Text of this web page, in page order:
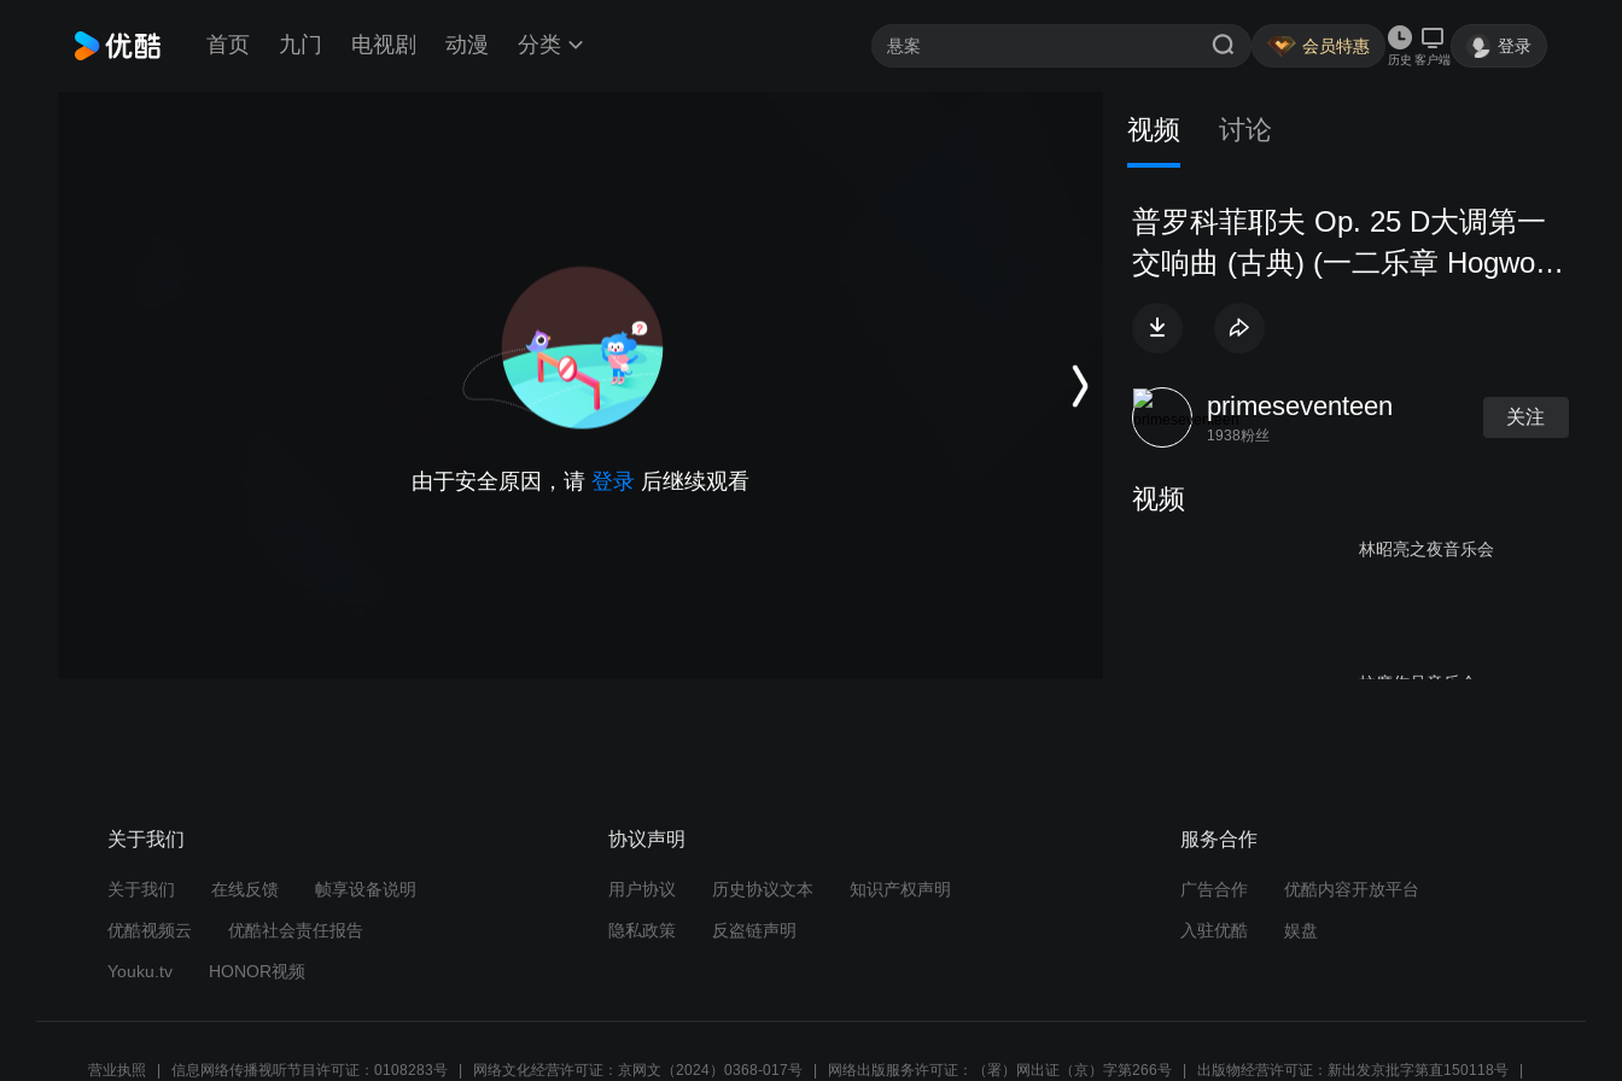
首页 九门 电视剧 动漫 分类 会员特惠
历史 客户端
登录
由于安全原因，请 登录 后继续观看
视频 讨论
普罗科菲耶夫 Op. 25 D大调第一
交响曲 (古典) (一二乐章 Hogwood
primeseventeen
1938粉丝
关注
视频
林昭亮之夜音乐会
拉摩作品音乐会
关于我们
关于我们 在线反馈 帧享设备说明
优酷视频云 优酷社会责任报告
Youku.tv HONOR视频
协议声明
用户协议 历史协议文本 知识产权声明
隐私政策 反盗链声明
服务合作
广告合作 优酷内容开放平台
入驻优酷 娱盘
营业执照 信息网络传播视听节目许可证：0108283号 网络文化经营许可证：京网文（2024）0368-017号 网络出版服务许可证：（署）网出证（京）字第266号 出版物经营许可证：新出发京批字第直150118号